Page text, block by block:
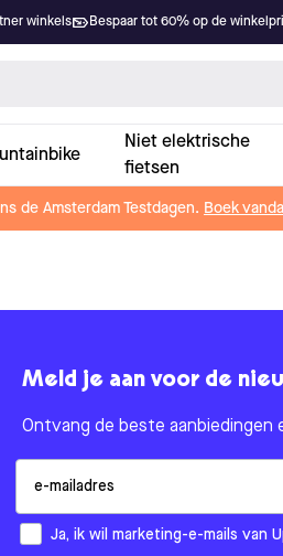
winkels Bespaar tot 60% op de
Niet elektrische
fietsen
de Amsterdam Testdagen. Boek
Meld je aan voor de
Ontvang de beste aanbiedingen
How would you like to hear from
Ja, ik wil marketing-e-mails van